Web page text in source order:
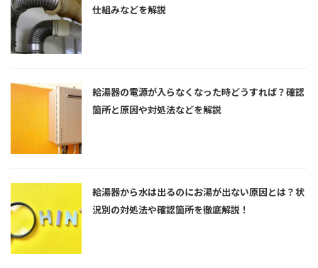
仕組みなどを解説
給湯器の電源が入らなくなった時どうすれば？確認
箇所と原因や対処法などを解説
給湯器から水は出るのにお湯が出ない原因とは？状
況別の対処法や確認箇所を徹底解説！